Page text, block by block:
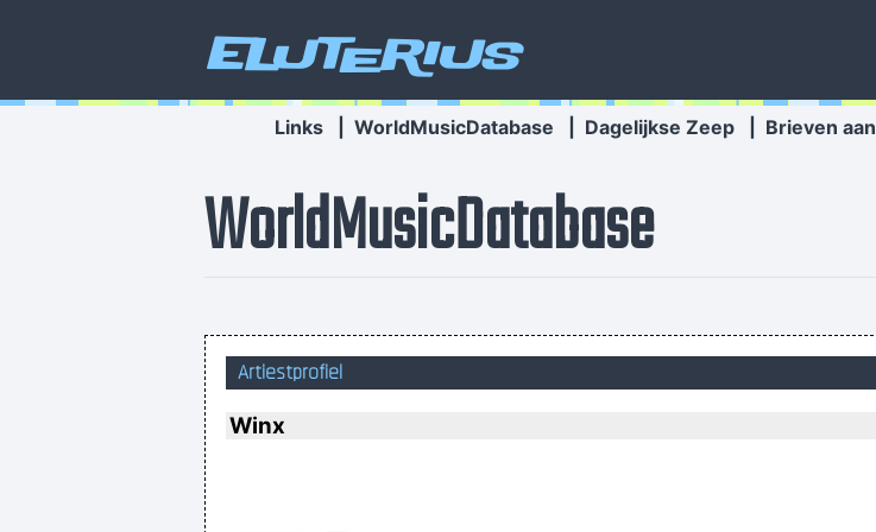
Eluterius
Links WorldMusicDatabase Dagelijkse Zeep Brieven
WorldMusicDatabase
I have been happier in the past week than I ever imagined possible and it
Vrouwen moeten
It´s Thursday evening in Toronto - I
Artiestprofiel
Winx